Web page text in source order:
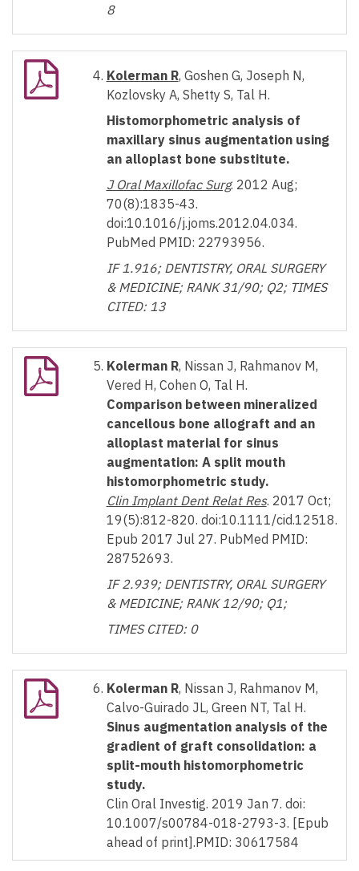
8
Kolerman R, Goshen G, Joseph N,
Kozlovsky A, Shetty S, Tal H.
Histomorphometric analysis of
maxillary sinus augmentation using
an alloplast bone substitute.
J Oral Maxillofac Surg. 2012 Aug;
70(8):1835-43.
doi:10.1016/j.joms.2012.04.034.
PubMed PMID: 22793956.
IF 1.916; DENTISTRY, ORAL SURGERY
& MEDICINE; RANK 31/90; Q2; TIMES
CITED: 13
Kolerman R, Nissan J, Rahmanov M,
Vered H, Cohen O, Tal H.
Comparison between mineralized
cancellous bone allograft and an
alloplast material for sinus
augmentation: A split mouth
histomorphometric study.
Clin Implant Dent Relat Res. 2017 Oct;
19(5):812-820. doi:10.1111/cid.12518.
Epub 2017 Jul 27. PubMed PMID:
28752693.
IF 2.939; DENTISTRY, ORAL SURGERY
& MEDICINE; RANK 12/90; Q1;
TIMES CITED: 0
Kolerman R, Nissan J, Rahmanov M,
Calvo-Guirado JL, Green NT, Tal H.
Sinus augmentation analysis of the
gradient of graft consolidation: a
split-mouth histomorphometric
study.
Clin Oral Investig. 2019 Jan 7. doi:
10.1007/s00784-018-2793-3. [Epub
ahead of print].PMID: 30617584